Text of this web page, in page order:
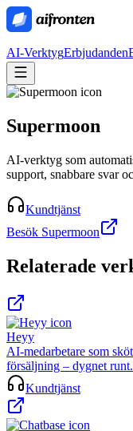
AI-VerktygErbjudanden
Supermoon
AI-verktyg som
support, snabbare svar
Kundtjänst
Besök Supermoon
Relaterade
Heyy
AI-medarbetare som
försäljning – dygnet runt.
Kundtjänst